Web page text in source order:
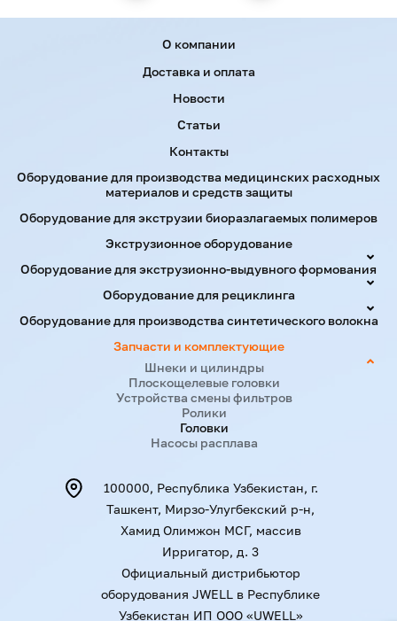
Оборудование для производства медицинских расходных
материалов и средств защиты
Оборудование для экструзии биоразлагаемых полимеров
Экструзионное оборудование
Оборудование для экструзионно-выдувного формования
Оборудование для рециклинга
Оборудование для производства синтетического волокна
Запчасти и комплектующие
Шнеки и цилиндры
Плоскощелевые головки
Устройства смены фильтров
Ролики
Головки
Насосы расплава
О компании
Доставка и оплата
Новости
Статьи
Контакты
100000, Республика Узбекистан, г.
Ташкент, Мирзо-Улугбекский р-н,
Хамид Олимжон МСГ, массив
Ирригатор, д. 3
Официальный дистрибьютор
оборудования JWELL в Республике
Узбекистан ИП ООО «UWELL»